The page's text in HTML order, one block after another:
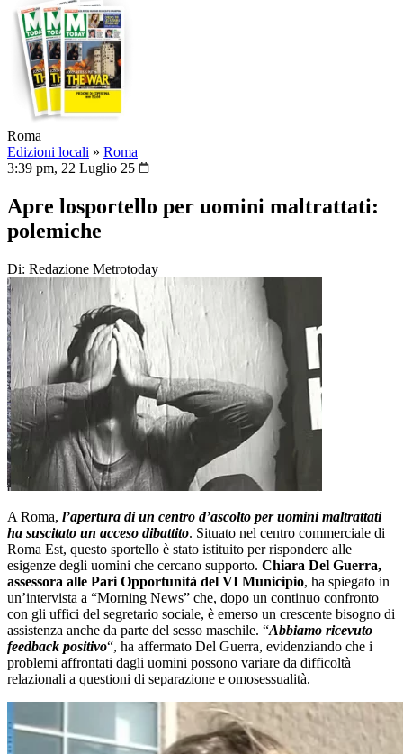
Roma
Edizioni locali » Roma
3:39 pm, 22 Luglio 25
Apre losportello per uomini maltrattati:
polemiche
Di: Redazione Metrotoday
A Roma, l’apertura di un centro d’ascolto per uomini maltrattati
ha suscitato un acceso dibattito. Situato nel centro commerciale di
Roma Est, questo sportello è stato istituito per rispondere alle
esigenze degli uomini che cercano supporto. Chiara Del Guerra,
assessora alle Pari Opportunità del VI Municipio, ha spiegato in
un’intervista a “Morning News” che, dopo un continuo confronto
con gli uffici del segretario sociale, è emerso un crescente bisogno di
assistenza anche da parte del sesso maschile. “Abbiamo ricevuto
feedback positivo“, ha affermato Del Guerra, evidenziando che i
problemi affrontati dagli uomini possono variare da difficoltà
relazionali a questioni di separazione e omosessualità.